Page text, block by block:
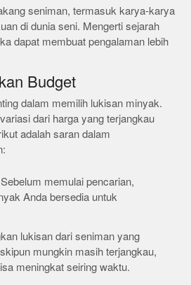
seniman, termasuk karya-karya
di dunia seni. Mengerti sejarah
dapat membuat pengalaman lebih
Budget
dalam memilih lukisan minyak.
dari harga yang terjangkau
adalah saran dalam
memulai pencarian,
Anda bersedia untuk
lukisan dari seniman yang
mungkin masih terjangkau,
meningkat seiring waktu.